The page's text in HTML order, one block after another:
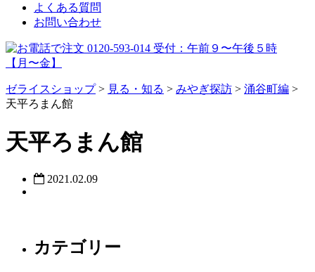
よくある質問
お問い合わせ
ゼライスショップ> 見る・知る > みやぎ探訪 > 涌谷町編 >
天平ろまん館
天平ろまん館
2021.02.09
カテゴリー